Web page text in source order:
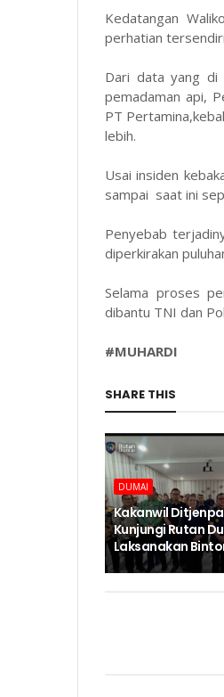
Kedatangan
perhatian
Dari data yang di
pemadaman api,
PT
lebih.
Usai insiden
sampai saat ini
Penyebab
diperkirakan
Selama proses
dibantu TNI dan
#MUHARDI
SHARE THIS
DUMAI
Kakanwil
Kunjungi Rutan
Laksanakan